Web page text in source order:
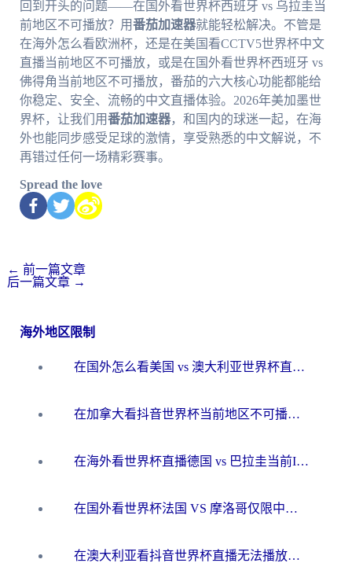
回到开头的问题——在国外看世界杯西班牙 vs 乌拉圭当
前地区不可播放？用番茄加速器就能轻松解决。不管是
在海外怎么看欧洲杯，还是在美国看CCTV5世界杯中文
直播当前地区不可播放，或是在国外看世界杯西班牙 vs
佛得角当前地区不可播放，番茄的六大核心功能都能给
你稳定、安全、流畅的中文直播体验。2026年美加墨世
界杯，让我们用番茄加速器，和国内的球迷一起，在海
外也能同步感受足球的激情，享受熟悉的中文解说，不
再错过任何一场精彩赛事。
Spread the love
← 前一篇文章
后一篇文章 →
海外地区限制
在国外怎么看美国 vs 澳大利亚世界杯直播？海外党必藏的中文解说观赛指南
在加拿大看抖音世界杯当前地区不可播放？海外党体育观赛终极指南
在海外看世界杯直播德国 vs 巴拉圭当前IP受限制？这篇指南帮你轻松解决地区限制
在国外看世界杯法国 VS 摩洛哥仅限中国大陆？别让地域限制拦下你的欢呼
在澳大利亚看抖音世界杯直播无法播放？海外党体育观赛终极指南来了！